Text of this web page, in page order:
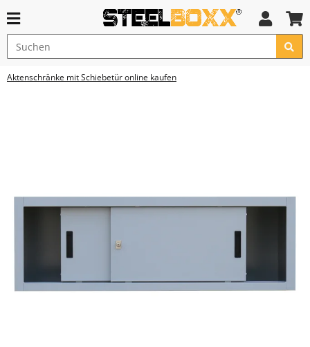
Aktenschränke mit Schiebetür online kaufen